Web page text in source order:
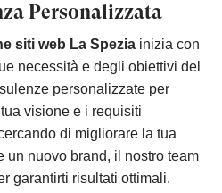
Personalizzata
siti web La Spezia inizia con
necessità e degli obiettivi del
personalizzate per
visione e i requisiti
di migliorare la tua
un nuovo brand, il nostro team
garantirti risultati ottimali.